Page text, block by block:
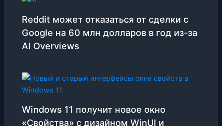
Reddit может отказаться от сделки с
Google на 60 млн долларов в год из-за
AI Overviews
Windows 11 получит новое окно
«Свойства» с дизайном WinUI и